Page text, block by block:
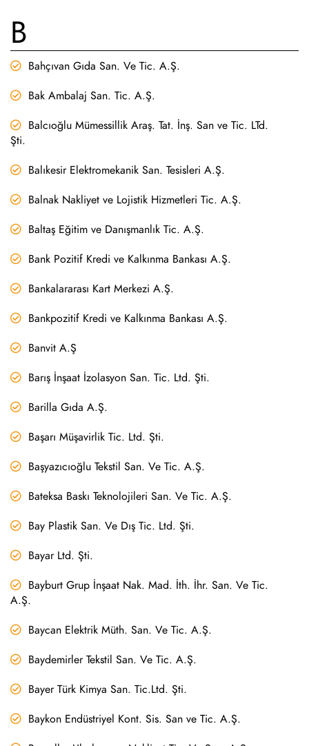
B
Bahçıvan Gıda San. Ve Tic. A.Ş.
Bak Ambalaj San. Tic. A.Ş.
Balcıoğlu Mümessillik Araş. Tat. İnş. San ve Tic. LTd.
Şti.
Balıkesir Elektromekanik San. Tesisleri A.Ş.
Balnak Nakliyet ve Lojistik Hizmetleri Tic. A.Ş.
Baltaş Eğitim ve Danışmanlık Tic. A.Ş.
Bank Pozitif Kredi ve Kalkınma Bankası A.Ş.
Bankalararası Kart Merkezi A.Ş.
Bankpozitif Kredi ve Kalkınma Bankası A.Ş.
Banvit A.Ş
Barış İnşaat İzolasyon San. Tic. Ltd. Şti.
Barilla Gıda A.Ş.
Başarı Müşavirlik Tic. Ltd. Şti.
Başyazıcıoğlu Tekstil San. Ve Tic. A.Ş.
Bateksa Baskı Teknolojileri San. Ve Tic. A.Ş.
Bay Plastik San. Ve Dış Tic. Ltd. Şti.
Bayar Ltd. Şti.
Bayburt Grup İnşaat Nak. Mad. İth. İhr. San. Ve Tic.
A.Ş.
Baycan Elektrik Müth. San. Ve Tic. A.Ş.
Baydemirler Tekstil San. Ve Tic. A.Ş.
Bayer Türk Kimya San. Tic.Ltd. Şti.
Baykon Endüstriyel Kont. Sis. San ve Tic. A.Ş.